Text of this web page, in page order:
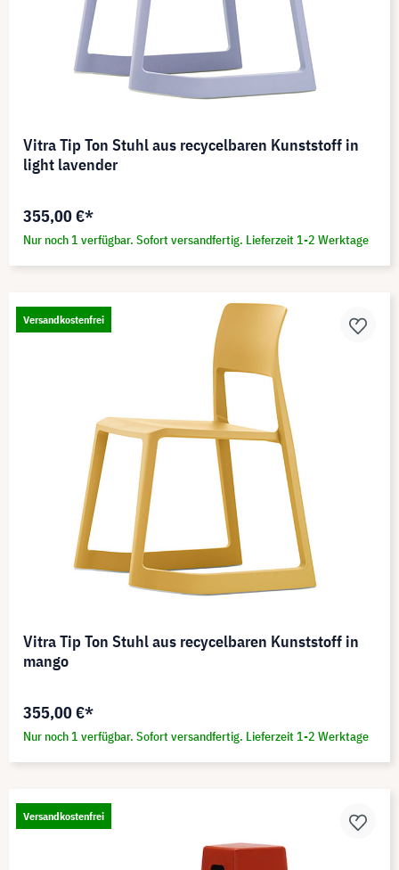
Vitra Tip Ton Stuhl aus recycelbaren Kunststoff in
light lavender
355,00 €*
Nur noch 1 verfügbar. Sofort versandfertig. Lieferzeit 1-2 Werktage
Versandkostenfrei
Vitra Tip Ton Stuhl aus recycelbaren Kunststoff in
mango
355,00 €*
Nur noch 1 verfügbar. Sofort versandfertig. Lieferzeit 1-2 Werktage
Versandkostenfrei